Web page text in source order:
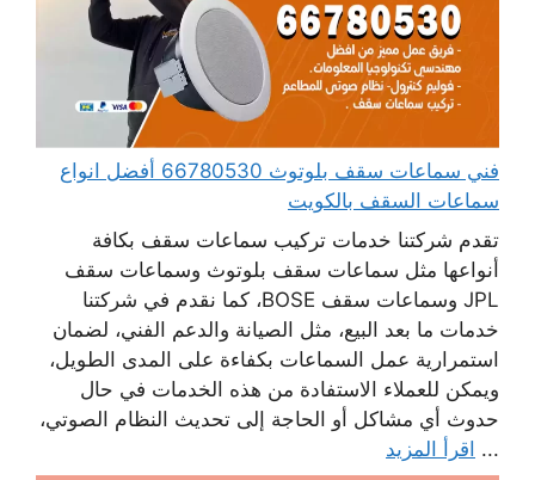
فني سماعات سقف بلوتوث 66780530 أفضل انواع
سماعات السقف بالكويت
تقدم شركتنا خدمات تركيب سماعات سقف بكافة
أنواعها مثل سماعات سقف بلوتوث وسماعات سقف
JPL وسماعات سقف BOSE، كما نقدم في شركتنا
خدمات ما بعد البيع، مثل الصيانة والدعم الفني، لضمان
استمرارية عمل السماعات بكفاءة على المدى الطويل،
ويمكن للعملاء الاستفادة من هذه الخدمات في حال
حدوث أي مشاكل أو الحاجة إلى تحديث النظام الصوتي،
... اقرأ المزيد